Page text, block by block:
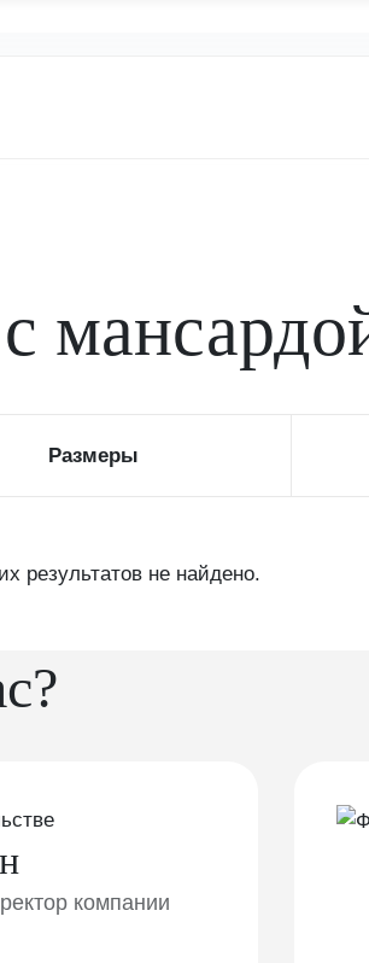
Размеры
результатов не найдено.
компании